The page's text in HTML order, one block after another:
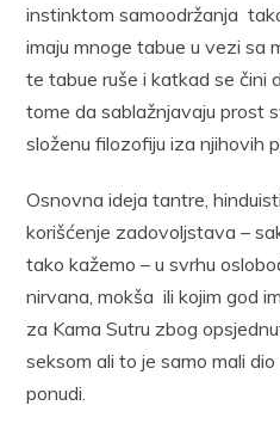
instinktom samoodržanja
imaju mnoge tabue u vezi sa
te tabue ruše i katkad se čini
tome da sablažnjavaju prost
složenu filozofiju iza njihovih
Osnovna ideja tantre,
korišćenje zadovoljstava –
tako kažemo – u svrhu
nirvana, mokša ili kojim god
za Kama Sutru zbog
seksom ali to je samo mali
ponudi.